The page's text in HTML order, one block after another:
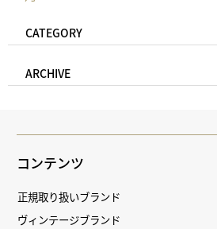
CATEGORY
ARCHIVE
コンテンツ
正規取り扱いブランド
ヴィンテージブランド